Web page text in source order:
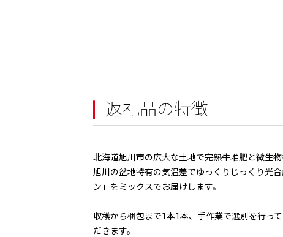
返礼品の特徴
北海道旭川市の広大な土地で完熟牛堆肥と微生
旭川の盆地特有の気温差でゆっくりじっくり光
ン」をミックスでお届けします。
収穫から梱包まで1本1本、手作業で選別を行っ
だきます。